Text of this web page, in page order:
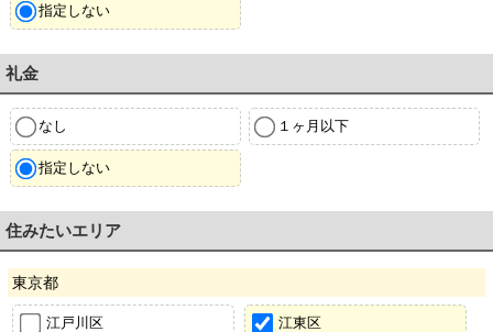
指定しない
礼金
なし １ヶ月以下
指定しない
住みたいエリア
東京都
江戸川区 江東区